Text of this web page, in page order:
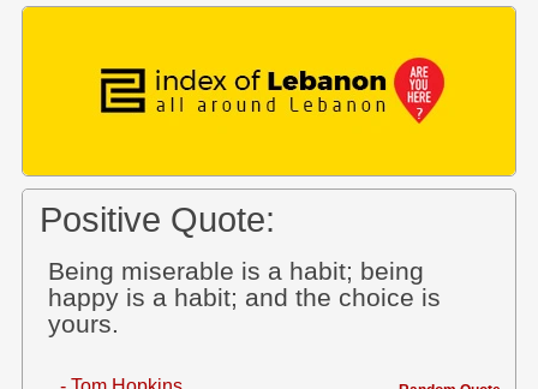
Positive Quote:
Being miserable is a habit; being
happy is a habit; and the choice is
yours.